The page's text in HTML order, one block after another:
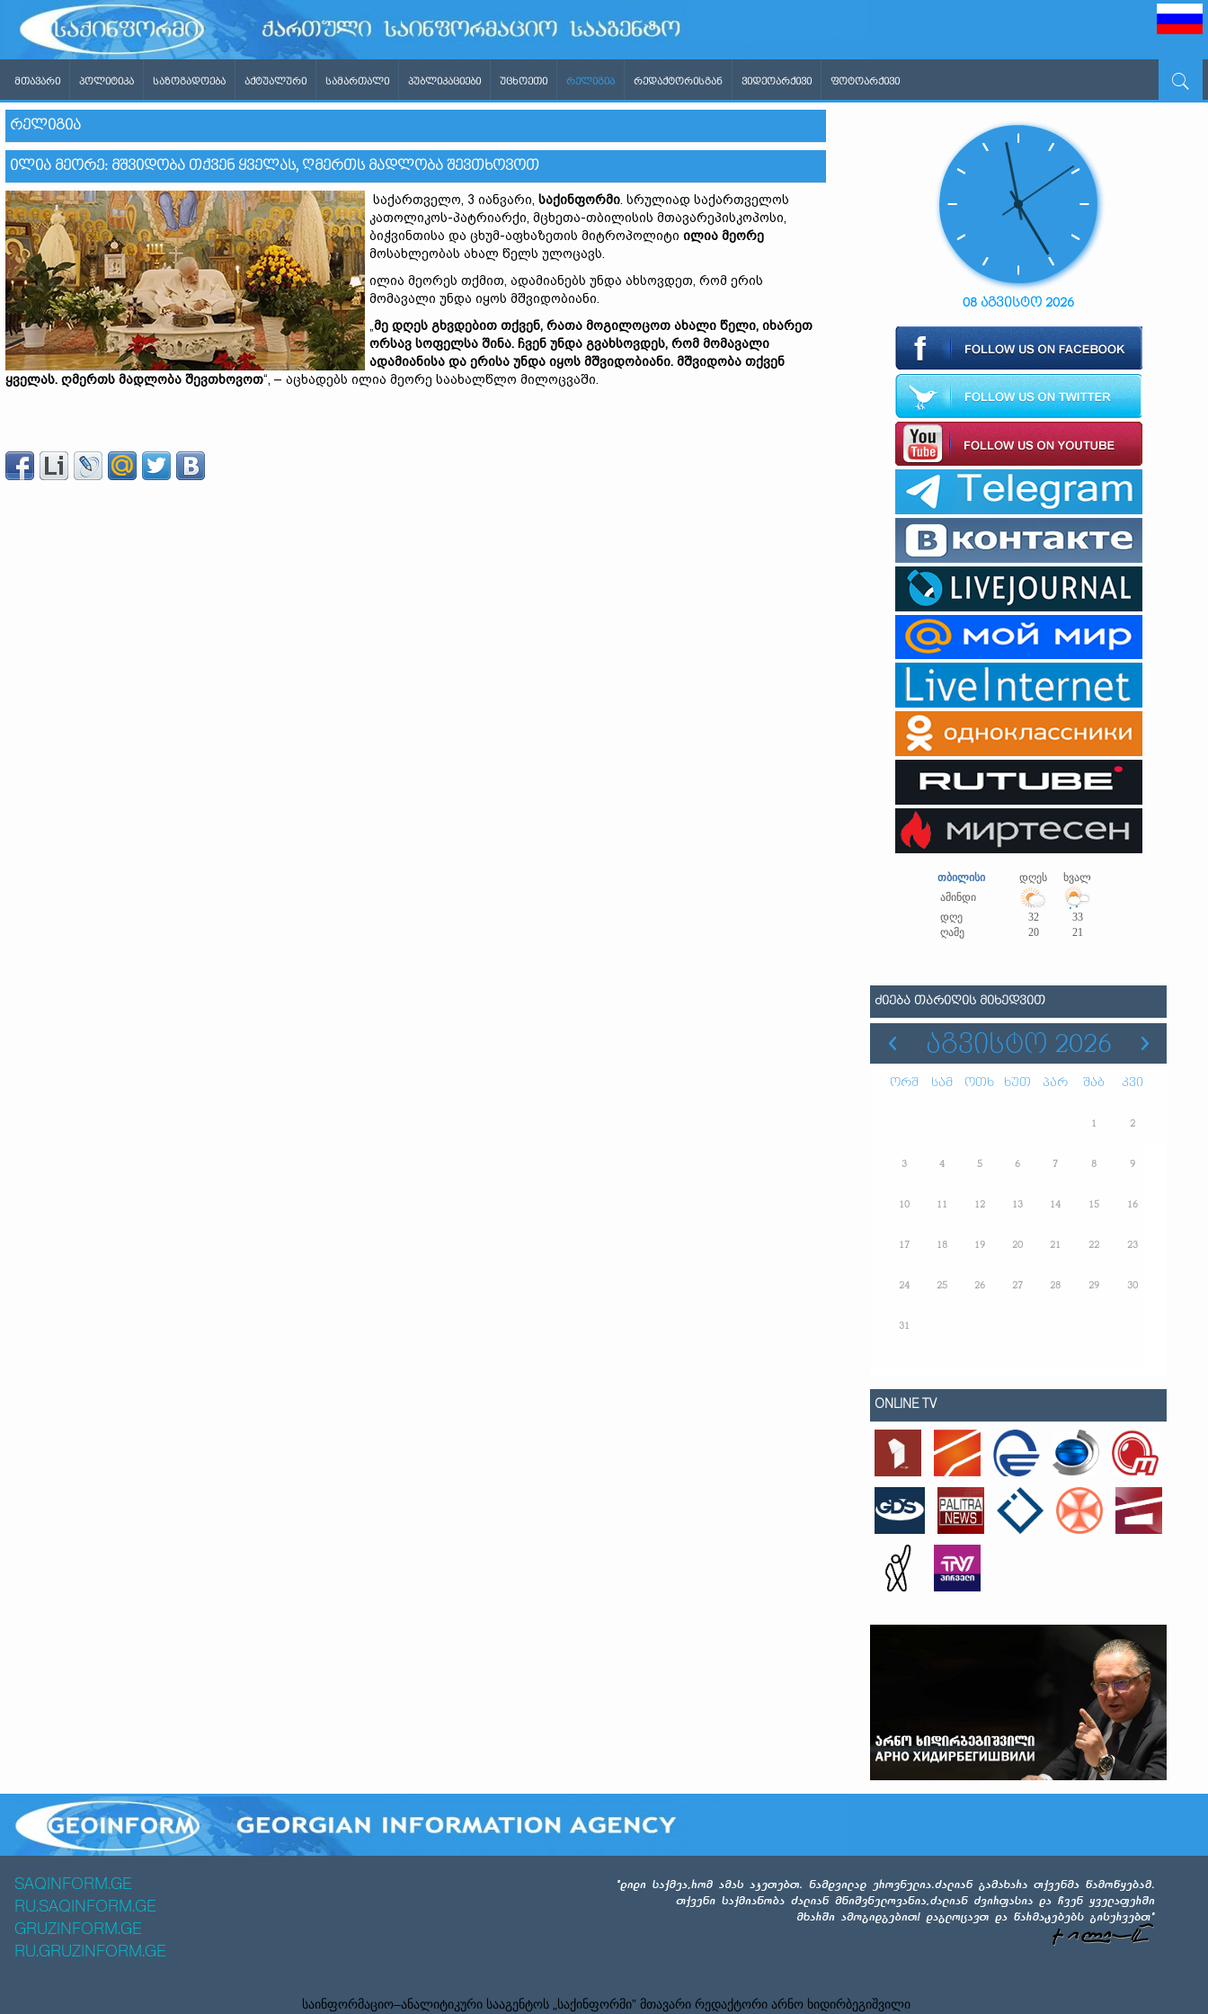
ᲛᲗᲐᲕᲐᲠᲘ ᲞᲝᲚᲘᲢᲘᲙᲐ ᲡᲐᲖᲝᲒᲐᲓᲝᲔᲑᲐ ᲐᲥᲢᲣᲐᲚᲣᲠᲘ ᲡᲐᲛᲐᲠᲗᲐᲚᲘ ᲞᲣᲑᲚᲘᲙᲐᲪᲘᲔᲑᲘ ᲣᲪᲮᲝᲔᲗᲘ ᲠᲔᲚᲘᲒᲘᲐ ᲠᲔᲓᲐᲥᲢᲝᲠᲘᲡᲒᲐᲜ ᲕᲘᲓᲔᲝᲐᲠᲥᲘᲕᲘ ᲤᲝᲢᲝᲐᲠᲥᲘᲕᲘ
ᲠᲔᲚᲘᲒᲘᲐ
ᲘᲚᲘᲐ ᲛᲔᲝᲠᲔ: ᲛᲨᲕᲘᲓᲝᲑᲐ ᲗᲥᲕᲔᲜ ᲧᲕᲔᲚᲐᲡ, ᲦᲛᲔᲠᲗᲡ ᲛᲐᲓᲚᲝᲑᲐ ᲨᲔᲕᲗᲮᲝᲕᲝᲗ
საქართველო, 3 იანვარი, საქინფორმი. სრულიად საქართველოს
კათოლიკოს-პატრიარქი, მცხეთა-თბილისის მთავარეპისკოპოსი,
ბიჭვინთისა და ცხუმ-აფხაზეთის მიტროპოლიტი ილია მეორე
მოსახლეობას ახალ წელს ულოცავს.
ილია მეორეს თქმით, ადამიანებს უნდა ახსოვდეთ, რომ ერის
მომავალი უნდა იყოს მშვიდობიანი.
„მე დღეს გხვდებით თქვენ, რათა მოგილოცოთ ახალი წელი, იხარეთ
ორსავ სოფელსა შინა. ჩვენ უნდა გვახსოვდეს, რომ მომავალი
ადამიანისა და ერისა უნდა იყოს მშვიდობიანი. მშვიდობა თქვენ
ყველას. ღმერთს მადლობა შევთხოვოთ“, – აცხადებს ილია მეორე საახალწლო მილოცვაში.
08 აგვისტო 2026
თბილისი დღეს
ხვალ
ამინდი
დღე
32
33
ღამე
20 21
ᲫᲘᲔᲑᲐ ᲗᲐᲠᲘᲦᲘᲡ ᲛᲘᲮᲔᲓᲕᲘᲗ
ᲐᲒᲕᲘᲡᲢᲝ 2026
ორშ სამ ოთხ ხუთ პარ შაბ კვი
1 2
3 4 5 6 7 8 9
10 11 12 13 14 15 16
17 18 19 20 21 22 23
24 25 26 27 28 29 30
31
ONLINE TV
SAQINFORM.GE
RU.SAQINFORM.GE
GRUZINFORM.GE
RU.GRUZINFORM.GE
საინფორმაციო–ანალიტიკური სააგენტოს „საქინფორმი” მთავარი რედაქტორი არნო ხიდირბეგიშვილი